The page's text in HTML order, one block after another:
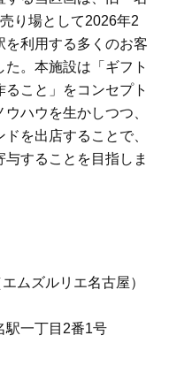
り場として2026年2
を利用する多くのお客
。本施設は「ギフト
こと」をコンセプト
ハウを生かしつつ、
を出店することで、
することを目指しま
ムズルリエ名古屋）
駅一丁目2番1号